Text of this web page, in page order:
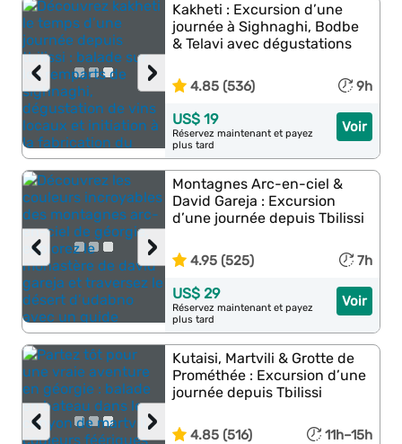
›
‹
Kakheti : Excursion d’une
journée à Sighnaghi, Bodbe
& Telavi avec dégustations
4.85 (536) 9h
Voir
US$ 19
Réservez maintenant et payez
plus tard
›
‹
Montagnes Arc-en-ciel &
David Gareja : Excursion
d’une journée depuis Tbilissi
4.95 (525) 7h
Voir
US$ 29
Réservez maintenant et payez
plus tard
›
‹
Kutaisi, Martvili & Grotte de
Prométhée : Excursion d’une
journée depuis Tbilissi
4.85 (516) 11h–15h